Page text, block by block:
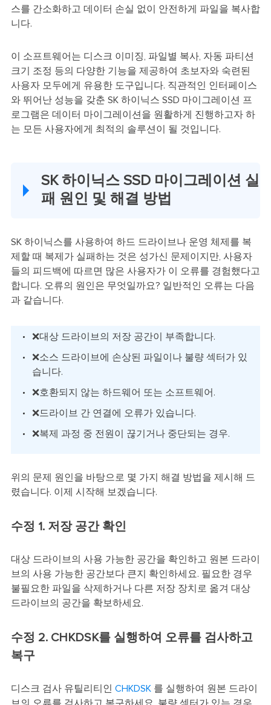
스를 간소화하고 데이터 손실 없이 안전하게 파일을 복사합
니다.
이 소프트웨어는 디스크 이미징, 파일별 복사, 자동 파티션
크기 조정 등의 다양한 기능을 제공하여 초보자와 숙련된
사용자 모두에게 유용한 도구입니다. 직관적인 인터페이스
와 뛰어난 성능을 갖춘 SK 하이닉스 SSD 마이그레이션 프
로그램은 데이터 마이그레이션을 원활하게 진행하고자 하
는 모든 사용자에게 최적의 솔루션이 될 것입니다.
SK 하이닉스 SSD 마이그레이션 실
패 원인 및 해결 방법
SK 하이닉스를 사용하여 하드 드라이브나 운영 체제를 복
제할 때 복제가 실패하는 것은 성가신 문제이지만, 사용자
들의 피드백에 따르면 많은 사용자가 이 오류를 경험했다고
합니다. 오류의 원인은 무엇일까요? 일반적인 오류는 다음
과 같습니다.
❌대상 드라이브의 저장 공간이 부족합니다.
❌소스 드라이브에 손상된 파일이나 불량 섹터가 있
습니다.
❌호환되지 않는 하드웨어 또는 소프트웨어.
❌드라이브 간 연결에 오류가 있습니다.
❌복제 과정 중 전원이 끊기거나 중단되는 경우.
위의 문제 원인을 바탕으로 몇 가지 해결 방법을 제시해 드
렸습니다. 이제 시작해 보겠습니다.
수정 1. 저장 공간 확인
대상 드라이브의 사용 가능한 공간을 확인하고 원본 드라이
브의 사용 가능한 공간보다 큰지 확인하세요. 필요한 경우
불필요한 파일을 삭제하거나 다른 저장 장치로 옮겨 대상
드라이브의 공간을 확보하세요.
수정 2. CHKDSK를 실행하여 오류를 검사하고
복구
디스크 검사 유틸리티인 CHKDSK를 실행하여 원본 드라이